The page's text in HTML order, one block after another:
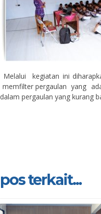
Melalui kegiatan ini
memfilter pergaulan yang
dalam pergaulan yang kurang
pos terkait...